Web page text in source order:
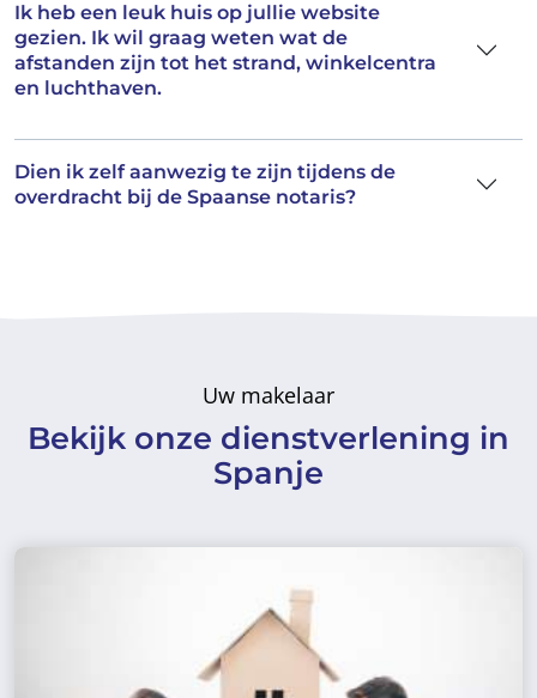
Ik heb een leuk huis op jullie website
gezien. Ik wil graag weten wat de
afstanden zijn tot het strand, winkelcentra
en luchthaven.
Dien ik zelf aanwezig te zijn tijdens de
overdracht bij de Spaanse notaris?
Uw makelaar
Bekijk onze dienstverlening in
Spanje